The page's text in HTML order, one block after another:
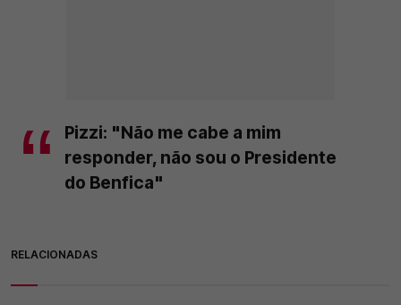
Pizzi: "Não me cabe a mim
responder, não sou o Presidente
do Benfica"
RELACIONADAS